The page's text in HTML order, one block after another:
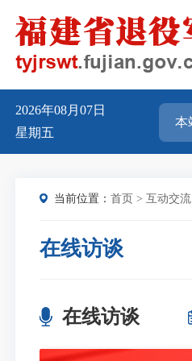
2026年08月07日
星期五
当前位置：首页 >互动交流
在线访谈
在线访谈